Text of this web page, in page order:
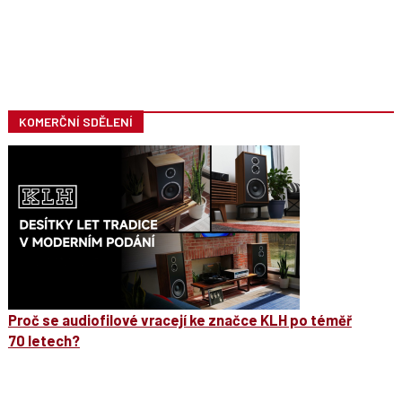
KOMERČNÍ SDĚLENÍ
Proč se audiofilové vracejí ke značce KLH po téměř
70 letech?